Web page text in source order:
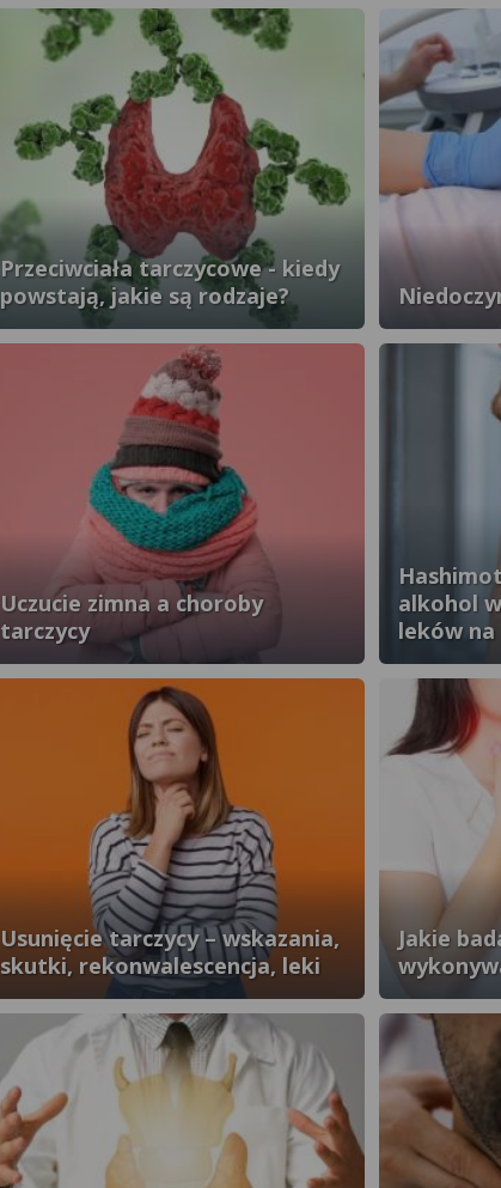
Przeciwciała tarczycowe - kiedy
powstają, jakie są rodzaje?
Uczucie zimna a choroby
tarczycy
alkohol
leków na
Usunięcie tarczycy – wskazania,
skutki, rekonwalescencja, leki
Jakie